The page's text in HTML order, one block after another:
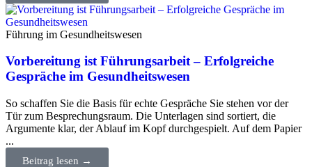
Führung im Gesundheitswesen
Vorbereitung ist Führungsarbeit – Erfolgreiche
Gespräche im Gesundheitswesen
So schaffen Sie die Basis für echte Gespräche Sie stehen vor der
Tür zum Besprechungsraum. Die Unterlagen sind sortiert, die
Argumente klar, der Ablauf im Kopf durchgespielt. Auf dem Papier
...
Beitrag lesen →